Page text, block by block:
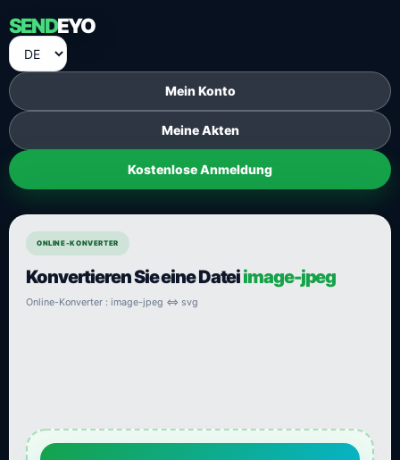
SENDEYO
Mein Konto
Meine Akten
Kostenlose Anmeldung
ONLINE-KONVERTER
Konvertieren Sie eine Dateiimage-jpeg
Online-Konverter : image-jpeg ⇔ svg